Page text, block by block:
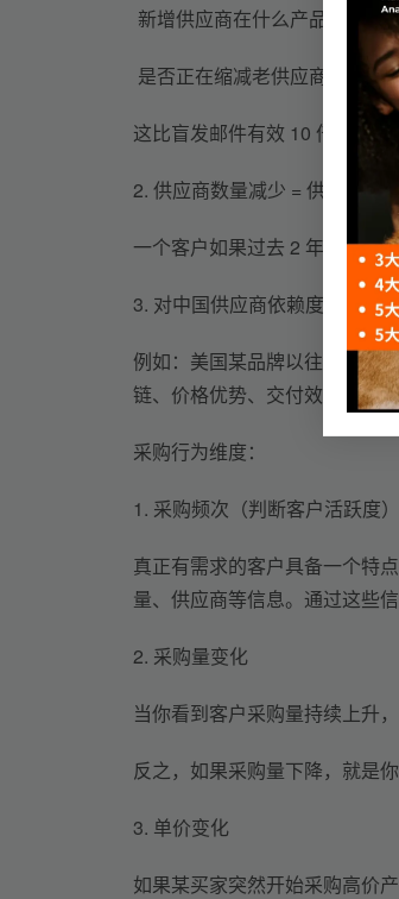
新增供应商在什么产品？
是否正在缩减老供应商？
这比盲发邮件有效 10 倍，因
2. 供应商数量减少 = 供应链出
一个客户如果过去 2 年稳定合
3. 对中国供应商依赖度上升 =
例如：美国某品牌以往主要从
链、 价格优势、 交付效率更高，
采购行为维度：
1. 采购频次（判断客户活跃度）
真正有需求的客户具备一个特
量、供应商等信息。通过这些
2. 采购量变化
当你看到客户采购量持续上升
反之，如果采购量下降，就是
3. 单价变化
如果某买家突然开始采购高价